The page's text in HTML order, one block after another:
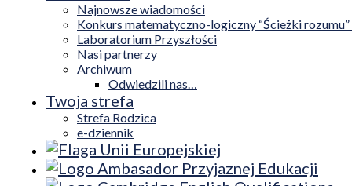
Najnowsze wiadomości
Konkurs matematyczno-logiczny “Ścieżki
Laboratorium Przyszłości
Nasi partnerzy
Archiwum
Odwiedzili nas…
Twoja strefa
Strefa Rodzica
e-dziennik